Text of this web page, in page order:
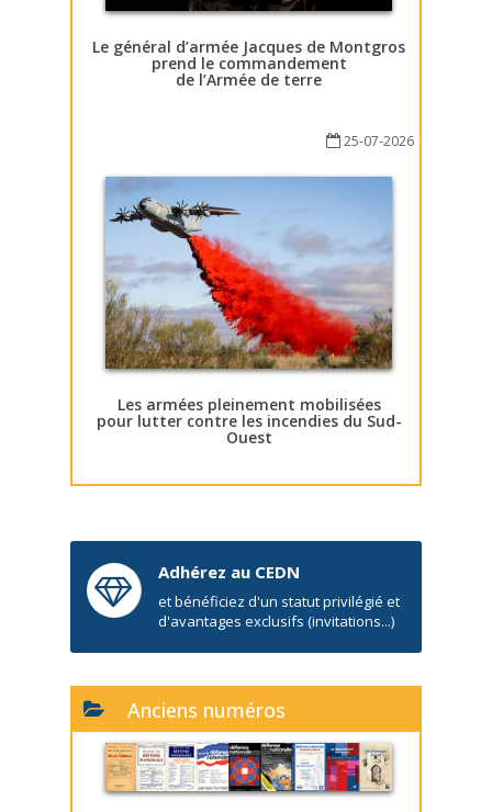
Le général d’armée Jacques de Montgros
prend le commandement
de l’Armée de terre
25-07-2026
Les armées pleinement mobilisées
pour lutter contre les incendies du Sud-
Ouest
Adhérez au CEDN
et bénéficiez d'un statut privilégié et
d'avantages exclusifs (invitations...)
Anciens numéros